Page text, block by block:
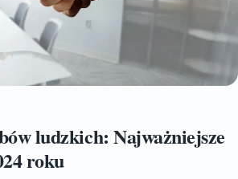
ludzkich: Najważniejsze
roku